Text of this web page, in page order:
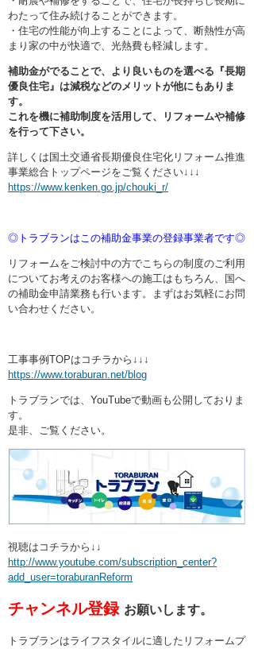
わたって住み続けることができます。
・住宅の性能が向上することによって、断熱性が高
まり家の中が快適で、光熱費も軽減します。
補助金がでることで、より良いものを選べる『長期
優良住宅』は減税などのメリットが他にもありま
す。
これを機に補助制度を活用して、リフォームや補修
を行って下さい。
詳しくは国土交通省長期優良住宅化リフォーム推進
事業総合トップページをご覧ください↓↓↓
https://www.kenken.go.jp/chouki_r/
◎トラブランはこの補助金事業の登録事業者です◎
リフォームをご検討中の方でこちらの制度のご利用
についてお考えのお客様への施工はもちろん、国へ
の補助金申請業務も行います。まずはお気軽にお問
い合わせください。
工事事例TOPはコチラから↓↓↓
https://www.toraburan.net/blog
トラブランでは、YouTubeで動画も公開しておりま
す。
是非、ご覧ください。
視聴はコチラから↓↓
http://www.youtube.com/subscription_center?
add_user=toraburanReform
チャンネル登録 お願いします。
トラブランはライフスタイルに適したリフォームプ